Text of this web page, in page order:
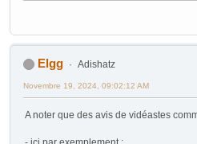
Elgg Adishatz
Novembre 19, 2024, 09:02:12 AM
A noter que des avis de vidéastes